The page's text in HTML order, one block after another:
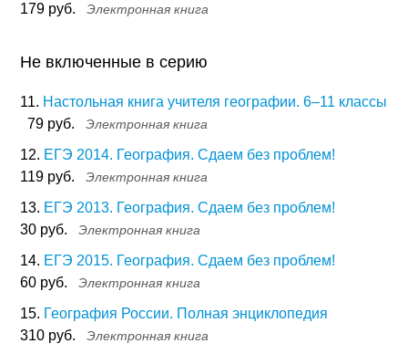
179 руб.
Электронная книга
Не включенные в серию
11. Настольная книга учителя географии. 6–11 классы
79 руб.
Электронная книга
12. ЕГЭ 2014. География. Сдаем без проблем!
119 руб.
Электронная книга
13. ЕГЭ 2013. География. Сдаем без проблем!
30 руб.
Электронная книга
14. ЕГЭ 2015. География. Сдаем без проблем!
60 руб.
Электронная книга
15. География России. Полная энциклопедия
310 руб.
Электронная книга